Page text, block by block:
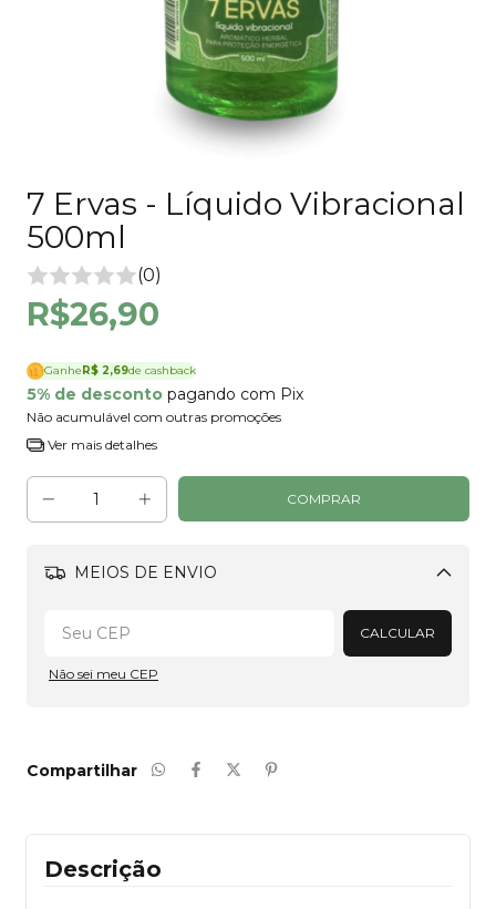
7 Ervas - Líquido Vibracional
500ml
(0)
R$26,90
GanheR$ 2,69de cashback
5% de desconto pagando com Pix
Não acumulável com outras promoções
Ver mais detalhes
MEIOS DE ENVIO
Alterar CEP
CALCULAR
Não sei meu CEP
Compartilhar
Descrição